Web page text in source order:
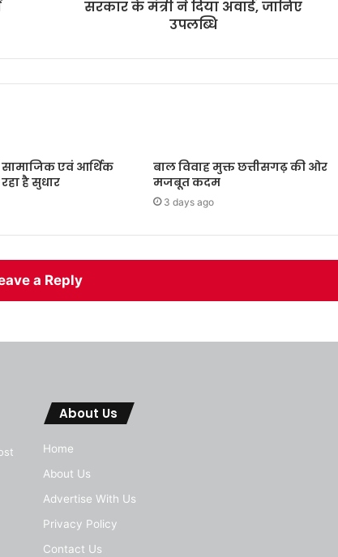
सरकार के मंत्री ने दिया अवार्ड, जानिए
उपलब्धि
सामाजिक एवं आर्थिक
है सुधार
बाल विवाह मुक्त छत्तीसगढ़ की ओर
मजबूत कदम
3 days ago
a Reply
About Us
Home
About Us
Advertise With Us
Privacy Policy
Contact Us